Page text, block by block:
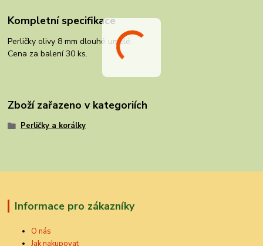
Kompletní specifikace
Perličky olivy 8 mm dlouhé umělé.
Cena za balení 30 ks.
Zboží zařazeno v kategoriích
Perličky a korálky
Informace pro zákazníky
O nás
Jak nakupovat